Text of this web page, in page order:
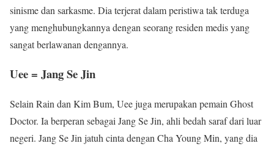
sinisme dan sarkasme. Dia terjerat dalam peristiwa tak terduga
yang menghubungkannya dengan seorang residen medis yang
sangat berlawanan dengannya.
Uee = Jang Se Jin
Selain Rain dan Kim Bum, Uee juga merupakan pemain Ghost
Doctor. Ia berperan sebagai Jang Se Jin, ahli bedah saraf dari luar
negeri. Jang Se Jin jatuh cinta dengan Cha Young Min, yang dia